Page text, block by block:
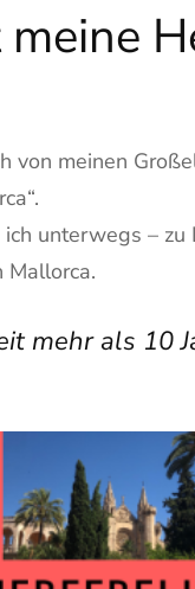
von meinen
unterwegs – zu
Mallorca.
mehr als 10